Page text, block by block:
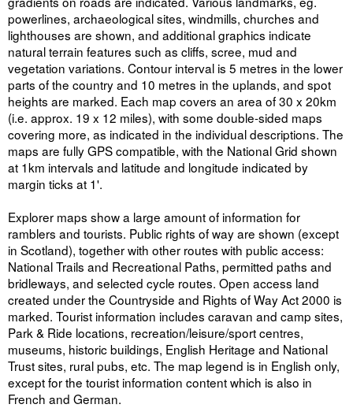
powerlines, archaeological sites, windmills, churches and
lighthouses are shown, and additional graphics indicate
natural terrain features such as cliffs, scree, mud and
vegetation variations. Contour interval is 5 metres in the lower
parts of the country and 10 metres in the uplands, and spot
heights are marked. Each map covers an area of 30 x 20km
(i.e. approx. 19 x 12 miles), with some double-sided maps
covering more, as indicated in the individual descriptions. The
maps are fully GPS compatible, with the National Grid shown
at 1km intervals and latitude and longitude indicated by
margin ticks at 1'.
Explorer maps show a large amount of information for
ramblers and tourists. Public rights of way are shown (except
in Scotland), together with other routes with public access:
National Trails and Recreational Paths, permitted paths and
bridleways, and selected cycle routes. Open access land
created under the Countryside and Rights of Way Act 2000 is
marked. Tourist information includes caravan and camp sites,
Park & Ride locations, recreation/leisure/sport centres,
museums, historic buildings, English Heritage and National
Trust sites, rural pubs, etc. The map legend is in English only,
except for the tourist information content which is also in
French and German.